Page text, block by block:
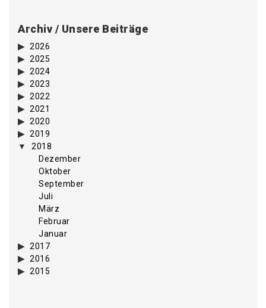
Archiv / Unsere Beiträge
2026
2025
2024
2023
2022
2021
2020
2019
2018
Dezember
Oktober
September
Juli
März
Februar
Januar
2017
2016
2015